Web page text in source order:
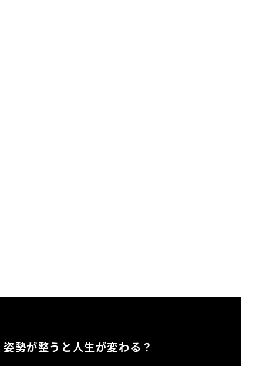
姿勢が整うと人生が変わる？